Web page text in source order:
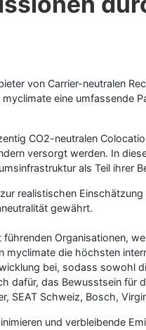
von Carrier-neutralen
eine umfassende
CO2-neutralen
versorgt werden. In
als Teil ihrer
realistischen
gewährt.
Organisationen,
die höchsten
bei, sodass sowohl
dafür, das Bewusstsein für
SEAT Schweiz, Bosch,
und verbleibende